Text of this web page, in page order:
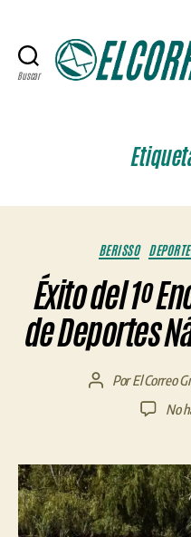
Buscar
BERISSO
Éxito del 1º
de Deportes
AutorPorEl Correo
No